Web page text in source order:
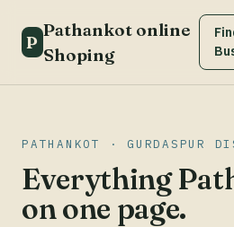
P
Pathankot online
Shoping
PATHANKOT · GURDASPUR
Everything
on one page.